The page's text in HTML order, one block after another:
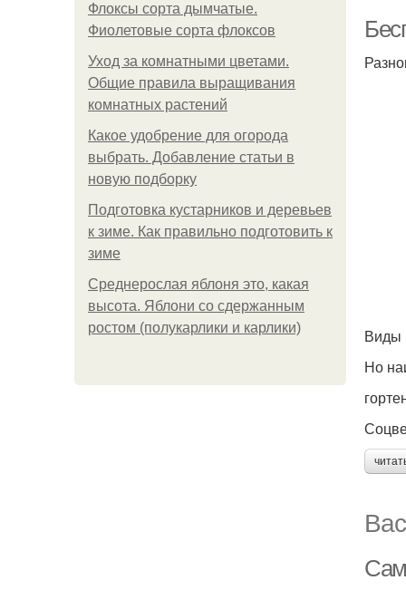
Флоксы сорта дымчатые.
Фиолетовые сорта флоксов
Уход за комнатными цветами.
Общие правила выращивания
комнатных растений
Какое удобрение для огорода
выбрать. Добавление статьи в
новую подборку
Подготовка кустарников и деревьев
к зиме. Как правильно подготовить к
зиме
Среднерослая яблоня это, какая
высота. Яблони со сдержанным
ростом (полукарлики и карлики)
Виды
Но